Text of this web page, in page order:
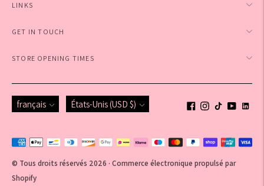
LINKS
GET IN TOUCH
STORE OPENING TIMES
Langue
français Monnaie
États-Unis (USD $)
Méthodes
paiement
© Tous droits réservés 2026 · Commerce électronique propulsé par
Shopify